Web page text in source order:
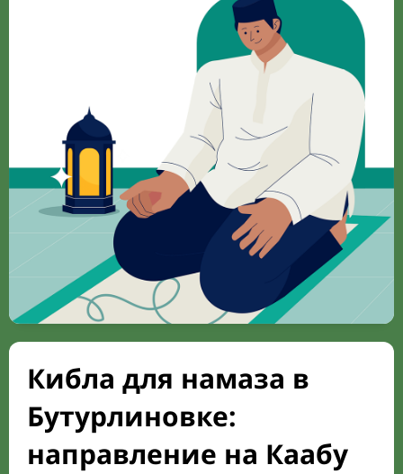
Кибла для намаза в
Бутурлиновке:
направление на Каабу